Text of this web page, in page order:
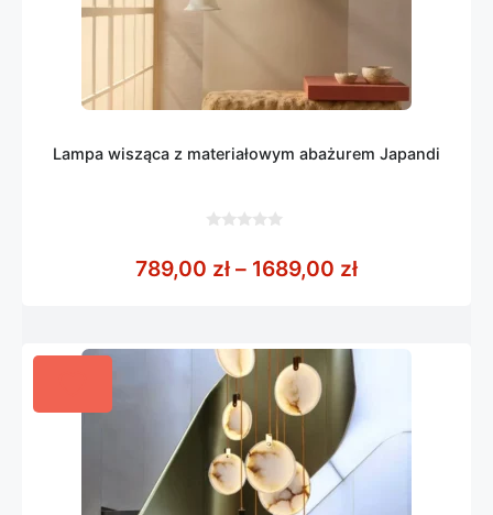
Lampa wisząca z materiałowym abażurem Japandi
5
789,00 zł – 1689,00 złZakres cen: